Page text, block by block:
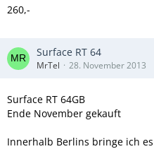
260,-
Surface RT 64
MrTel 28. November 2013
Surface RT 64GB
Ende November gekauft
Innerhalb Berlins bringe ich